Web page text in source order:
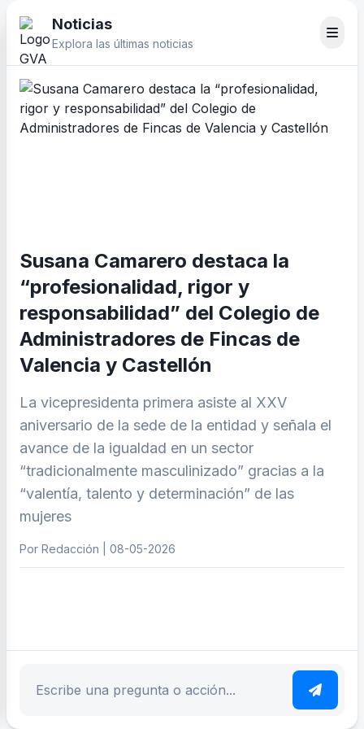
Noticias
Explora las últimas noticias
Susana Camarero destaca la
“profesionalidad, rigor y
responsabilidad” del Colegio de
Administradores de Fincas de
Valencia y Castellón
La vicepresidenta primera asiste al XXV
aniversario de la sede de la entidad y señala el
avance de la igualdad en un sector
“tradicionalmente masculinizado” gracias a la
“valentía, talento y determinación” de las
mujeres
Por Redacción | 08-05-2026
Escribe tu pregunta